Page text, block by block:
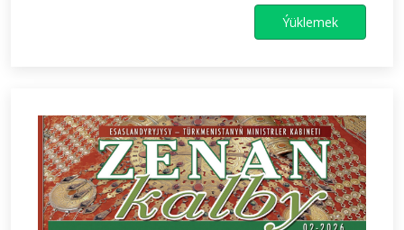
Ýüklemek